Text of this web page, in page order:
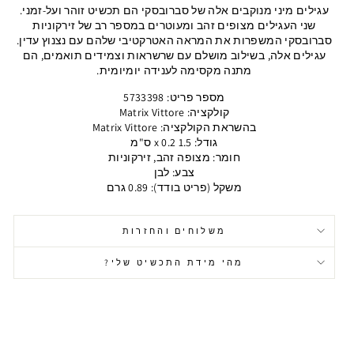
עגילים מיני מנוקבים אלה של סברובסקי הם תכשיט זוהר ועל-זמני.
שני העגילים מצופים זהב ומעוטרים במספר רב של זירקוניות
סברובסקי המשפרות את המראה האטרקטיבי שלהם עם נצנוץ עדין.
עגילים אלה, בשילוב מושלם עם שרשראות וצמידים תואמים, הם
מתנה מקסימה לענידה יומיומית.
מספר פריט: 5733398
קולקציה: Matrix Vittore
בהשראת הקולקציה: Matrix Vittore
גודל: 1.5 x 0.2 ס"מ
חומר: מצופה זהב, זירקוניות
צבע: לבן
משקל (פריט בודד): 0.89 גרם
משלוחים והחזרות
מהי מידת התכשיט שלי?